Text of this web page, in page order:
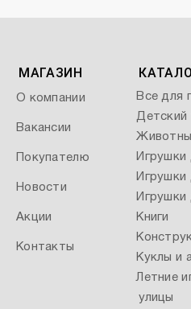
МАГАЗИН
О компании
Вакансии
Покупателю
Новости
Акции
Контакты
Все для
Детский
Игрушки
Игрушки
Игрушки
Книги
Куклы и
Летние
улицы